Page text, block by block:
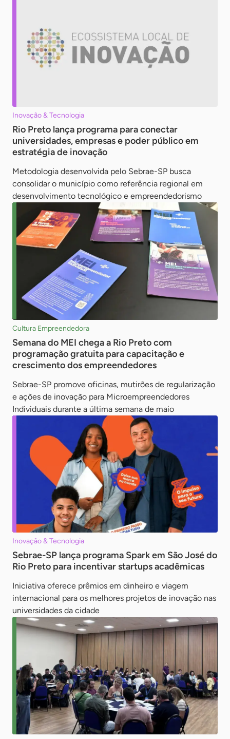
Inovação & Tecnologia
Rio Preto lança programa para conectar
universidades, empresas e poder público em
estratégia de inovação
Metodologia desenvolvida pelo Sebrae-SP busca
consolidar o município como referência regional em
desenvolvimento tecnológico e empreendedorismo
Cultura Empreendedora
Semana do MEI chega a Rio Preto com
programação gratuita para capacitação e
crescimento dos empreendedores
Sebrae-SP promove oficinas, mutirões de regularização
e ações de inovação para Microempreendedores
Individuais durante a última semana de maio
Inovação & Tecnologia
Sebrae-SP lança programa Spark em São José do
Rio Preto para incentivar startups acadêmicas
Iniciativa oferece prêmios em dinheiro e viagem
internacional para os melhores projetos de inovação nas
universidades da cidade